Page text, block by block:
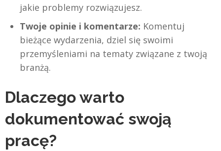
jakie problemy rozwiązujesz.
Twoje opinie i komentarze: Komentuj
bieżące wydarzenia, dziel się swoimi
przemyśleniami na tematy związane z twoją
branżą.
Dlaczego warto
dokumentować swoją
pracę?